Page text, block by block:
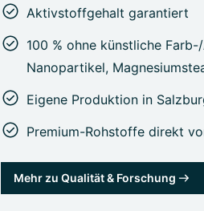
Aktivstoffgehalt garantiert
100 % ohne künstliche
Nanopartikel,
Eigene Produktion in
Premium-Rohstoffe direkt
Mehr zu Qualität & Forschung